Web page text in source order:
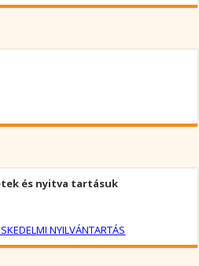
és nyitva tartásuk
NYILVÁNTARTÁS